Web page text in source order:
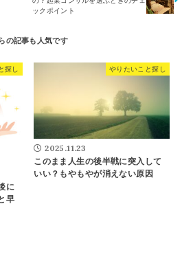
ックポイント
探し
に
早
やりたいこと探し
2025.11.23
このまま人生の後半戦に突入して
いい？もやもやが消えない原因